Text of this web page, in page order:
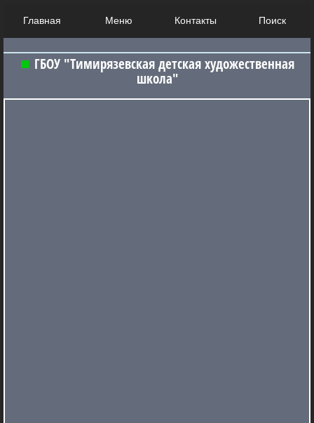
Главная Меню Контакты Поиск
ГБОУ "Тимирязевская детская художественная
школа"